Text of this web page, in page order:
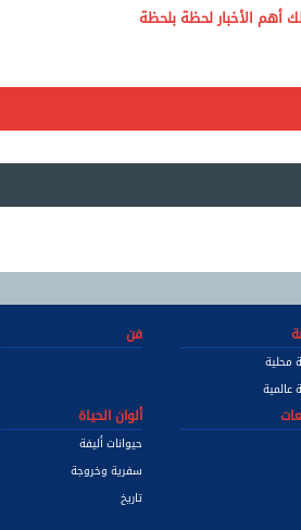
محلية
عالمية
فن
ألوان الحياة
حيوانات أليفة
سفرية وخروجة
تاريخ